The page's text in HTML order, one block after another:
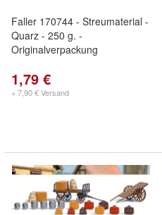
Faller 170744 - Streumaterial -
Quarz - 250 g. -
Originalverpackung
1,79 €
+ 7,90 € Versand